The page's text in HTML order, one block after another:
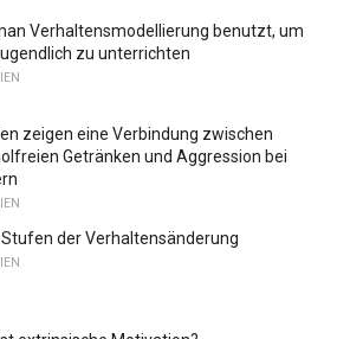
Verhaltensmodellierung benutzt, um
zu unterrichten
zeigen eine Verbindung zwischen
Getränken und Aggression bei
Stufen der Verhaltensänderung